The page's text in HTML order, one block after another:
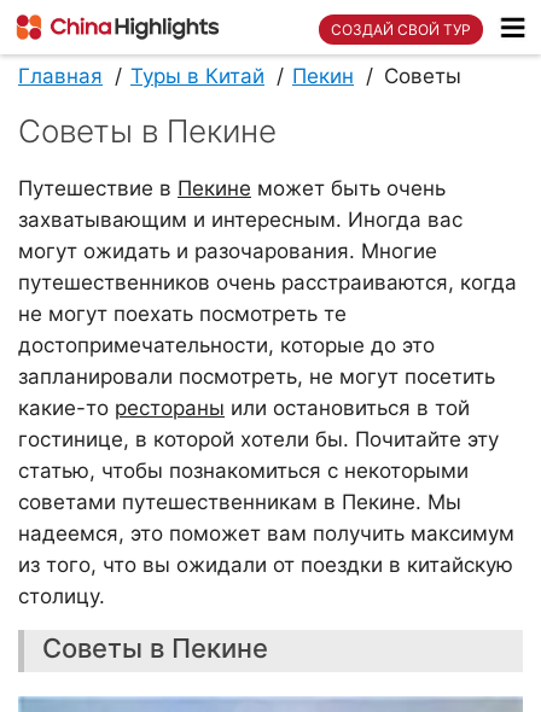
СОЗДАЙ СВОЙ ТУР
Главная Туры в Китай Пекин Советы
Советы в Пекине
Путешествие в Пекине может быть очень
захватывающим и интересным. Иногда вас
могут ожидать и разочарования. Многие
путешественников очень расстраиваются, когда
не могут поехать посмотреть те
достопримечательности, которые до это
запланировали посмотреть, не могут посетить
какие-то рестораны или остановиться в той
гостинице, в которой хотели бы. Почитайте эту
статью, чтобы познакомиться с некоторыми
советами путешественникам в Пекине. Мы
надеемся, это поможет вам получить максимум
из того, что вы ожидали от поездки в китайскую
столицу.
Советы в Пекине